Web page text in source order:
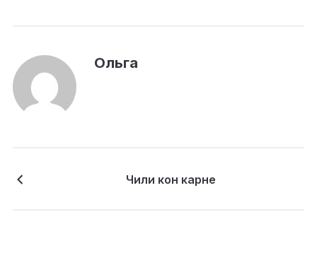
Ольга
Чили кон карне